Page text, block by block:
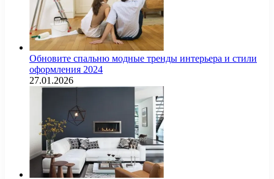
Обновите спальню модные тренды интерьера и стили
оформления 2024
27.01.2026